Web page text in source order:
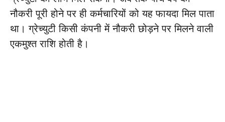
नौकरी पूरी होने पर ही कर्मचारियों को यह फायदा मिल पाता
था। ग्रेच्युटी किसी कंपनी में नौकरी छोड़ने पर मिलने वाली
एकमुश्त राशि होती है।